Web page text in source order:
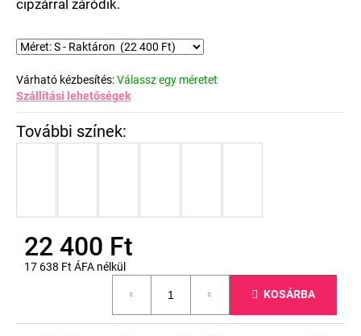
cipzárral záródik.
Várható kézbesítés:Válassz egy méretet
Szállítási lehetőségek
22 400 Ft
17 638 Ft ÁFA nélkül
KOSÁRBA